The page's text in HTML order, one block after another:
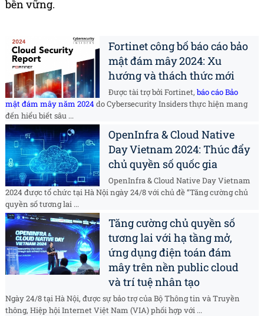
bền vững.
Fortinet công bố báo cáo bảo
mật đám mây 2024: Xu
hướng và thách thức mới
Được tài trợ bởi Fortinet, báo cáo Bảo
mật đám mây năm 2024 do Cybersecurity Insiders thực hiện mang
đến hiểu biết sâu ...
OpenInfra & Cloud Native
Day Vietnam 2024: Thúc đẩy
chủ quyền số quốc gia
OpenInfra & Cloud Native Day Vietnam
2024 được tổ chức tại Hà Nội ngày 24/8 với chủ đề “Tăng cường chủ
quyền số tương lai ...
Tăng cường chủ quyền số
tương lai với hạ tầng mở,
ứng dụng điện toán đám
mây trên nền public cloud
và trí tuệ nhân tạo
Ngày 24/8 tại Hà Nội, được sự bảo trợ của Bộ Thông tin và Truyền
thông, Hiệp hội Internet Việt Nam (VIA) phối hợp với ...